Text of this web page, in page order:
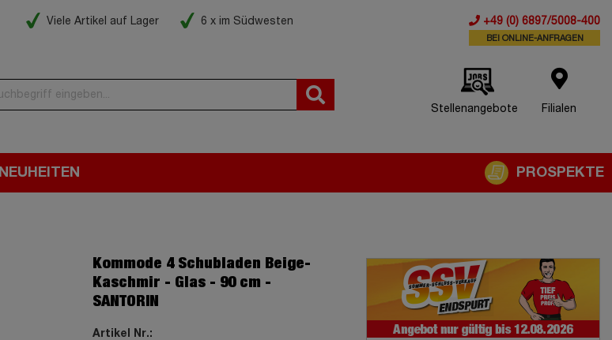
Viele Artikel auf Lager 6 x im Südwesten +49 (0) 6897/5008-400
BEI ONLINE-ANFRAGEN
Stellenangebote Filialen
NEUHEITEN PROSPEKTE
Kommode 4 Schubladen Beige-
Kaschmir - Glas - 90 cm -
SANTORIN
Artikel Nr.: